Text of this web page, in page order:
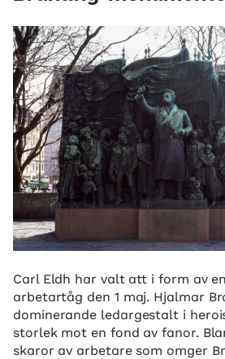
Carl Eldh har valt att i form av
arbetartåg den 1 maj. Hjalmar
dominerande ledargestalt i
storlek mot en fond av fanor.
skaror av arbetare som omger